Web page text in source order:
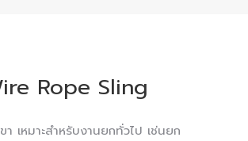
Rope Sling
เหมาะสำหรับงานยกทั่วไป เช่นยก